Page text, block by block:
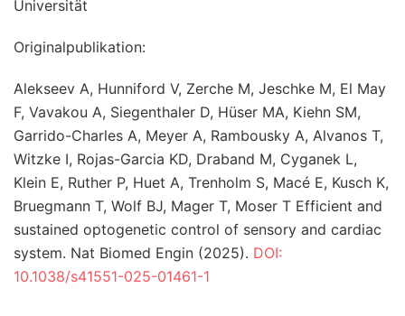
Universität
Originalpublikation:
Alekseev A, Hunniford V, Zerche M, Jeschke M, El May
F, Vavakou A, Siegenthaler D, Hüser MA, Kiehn SM,
Garrido-Charles A, Meyer A, Rambousky A, Alvanos T,
Witzke I, Rojas-Garcia KD, Draband M, Cyganek L,
Klein E, Ruther P, Huet A, Trenholm S, Macé E, Kusch K,
Bruegmann T, Wolf BJ, Mager T, Moser T Efficient and
sustained optogenetic control of sensory and cardiac
system. Nat Biomed Engin (2025). DOI:
10.1038/s41551-025-01461-1